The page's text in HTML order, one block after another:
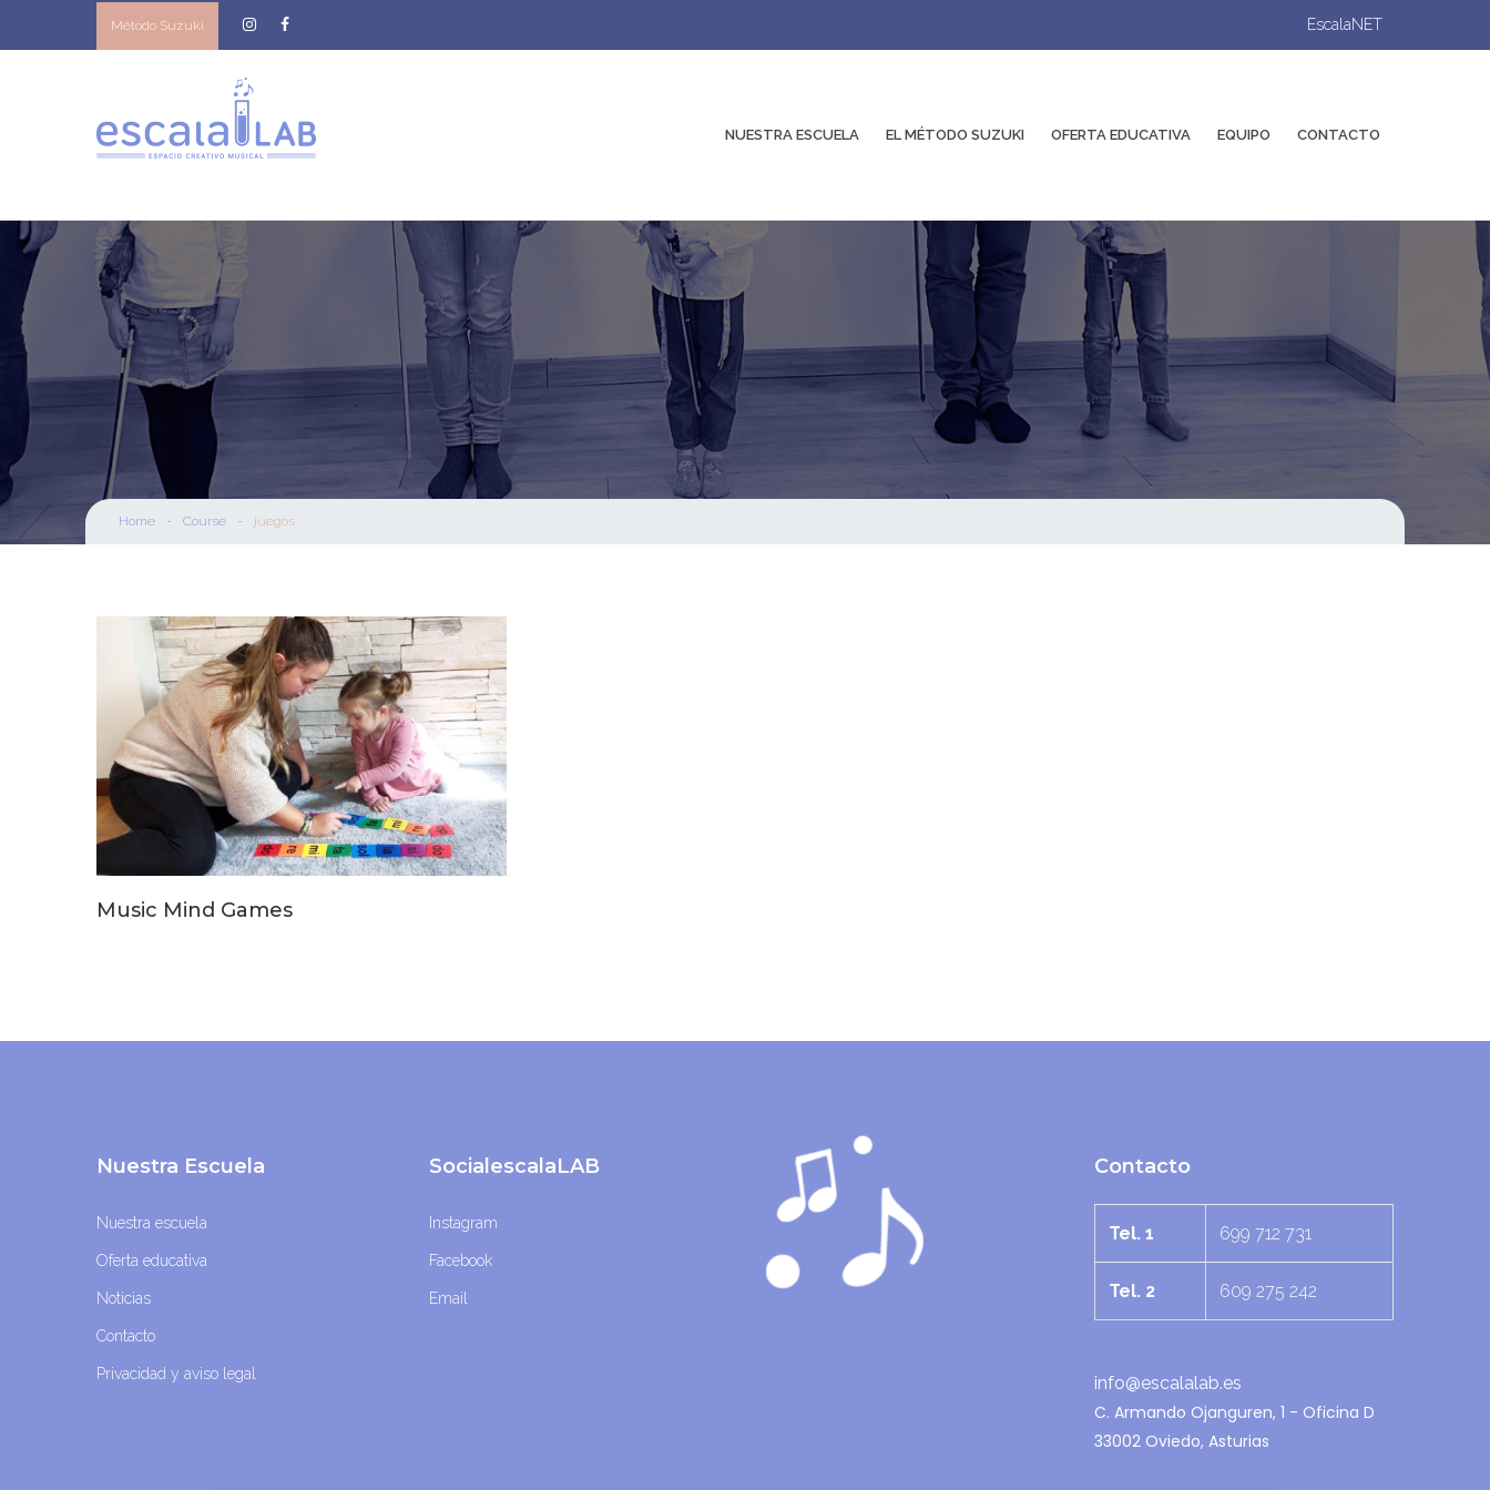
Método Suzuki EscalaNET
NUESTRA ESCUELA EL MÉTODO SUZUKI OFERTA EDUCATIVA EQUIPO CONTACTO
Home - Course - juegos
Music Mind Games
Nuestra Escuela
Nuestra escuela
Oferta educativa
Noticias
Contacto
Privacidad y aviso legal
SocialescalaLAB
Instagram
Facebook
Email
Contacto
Tel. 1 699 712 731
Tel. 2 609 275 242
info@escalalab.es
C. Armando Ojanguren, 1 - Oficina D
33002 Oviedo, Asturias